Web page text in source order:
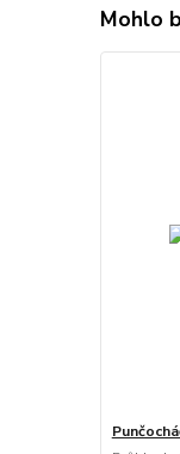
Mohlo